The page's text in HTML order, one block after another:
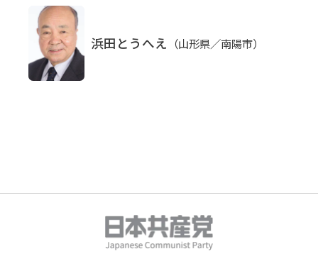
浜田とうへえ （山形県／南陽市）